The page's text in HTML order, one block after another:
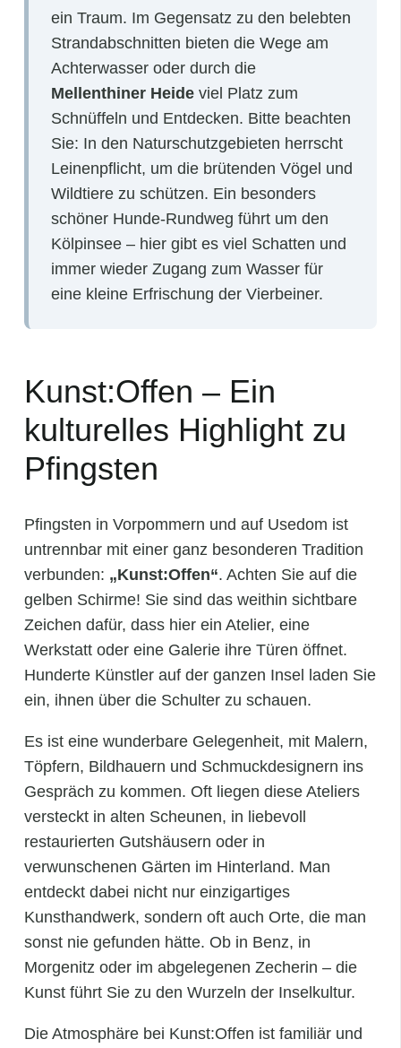
ein Traum. Im Gegensatz zu den belebten
Strandabschnitten bieten die Wege am
Achterwasser oder durch die
Mellenthiner Heide viel Platz zum
Schnüffeln und Entdecken. Bitte beachten
Sie: In den Naturschutzgebieten herrscht
Leinenpflicht, um die brütenden Vögel und
Wildtiere zu schützen. Ein besonders
schöner Hunde-Rundweg führt um den
Kölpinsee – hier gibt es viel Schatten und
immer wieder Zugang zum Wasser für
eine kleine Erfrischung der Vierbeiner.
Kunst:Offen – Ein
kulturelles Highlight zu
Pfingsten
Pfingsten in Vorpommern und auf Usedom ist
untrennbar mit einer ganz besonderen Tradition
verbunden: „Kunst:Offen“. Achten Sie auf die
gelben Schirme! Sie sind das weithin sichtbare
Zeichen dafür, dass hier ein Atelier, eine
Werkstatt oder eine Galerie ihre Türen öffnet.
Hunderte Künstler auf der ganzen Insel laden Sie
ein, ihnen über die Schulter zu schauen.
Es ist eine wunderbare Gelegenheit, mit Malern,
Töpfern, Bildhauern und Schmuckdesignern ins
Gespräch zu kommen. Oft liegen diese Ateliers
versteckt in alten Scheunen, in liebevoll
restaurierten Gutshäusern oder in
verwunschenen Gärten im Hinterland. Man
entdeckt dabei nicht nur einzigartiges
Kunsthandwerk, sondern oft auch Orte, die man
sonst nie gefunden hätte. Ob in Benz, in
Morgenitz oder im abgelegenen Zecherin – die
Kunst führt Sie zu den Wurzeln der Inselkultur.
Die Atmosphäre bei Kunst:Offen ist familiär und